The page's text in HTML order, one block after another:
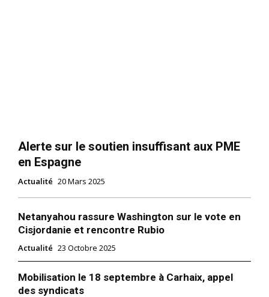
Alerte sur le soutien insuffisant aux PME
en Espagne
Actualité 20 Mars 2025
Netanyahou rassure Washington sur le vote en
Cisjordanie et rencontre Rubio
Actualité 23 Octobre 2025
Mobilisation le 18 septembre à Carhaix, appel
des syndicats